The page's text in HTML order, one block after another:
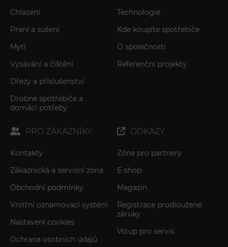
Chlazení
Praní a sušení
Mytí
Vysávání a čištění
Dřezy a příslušenství
Drobné spotřebiče a
domácí potřeby
Technologie
Kde koupíte spotřebiče
O společnosti
Referenční projekty
PRO ZÁKAZNÍKY
Kontakty
Zákaznická a servisní zóna
Obchodní podmínky
Vnitřní oznamovací systém
Nastavení cookies
Ochrana osobních údajů
ODKAZY
Zóna pro partnery
E-shop
Magazín
Registrace prodloužené
záruky
Vstup pro servis